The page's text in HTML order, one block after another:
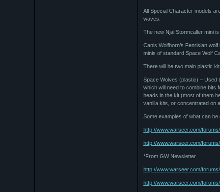
All Special Character models
waves.
The new Njal Stormcaller mini
Canis Wolfborn’s Fenrisian
minis of standard Space Wolf
There will be two main plastic
Space Wolves (plastic) – Used
which will need to combine bits
heads in the kit (most of them
vanilla kits, or concentrated on
Some examples of what can be
http://www.warseer.com/
http://www.warseer.com/
*From GW Newsletter
http://www.warseer.com/
http://www.warseer.com/